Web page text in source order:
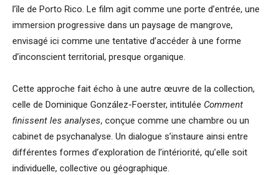
l’île de Porto Rico. Le film agit comme une porte d’entrée, une
immersion progressive dans un paysage de mangrove,
envisagé ici comme une tentative d’accéder à une forme
d’inconscient territorial, presque organique.
Cette approche fait écho à une autre œuvre de la collection,
celle de Dominique González-Foerster, intitulée Comment
finissent les analyses, conçue comme une chambre ou un
cabinet de psychanalyse. Un dialogue s’instaure ainsi entre
différentes formes d’exploration de l’intériorité, qu’elle soit
individuelle, collective ou géographique.